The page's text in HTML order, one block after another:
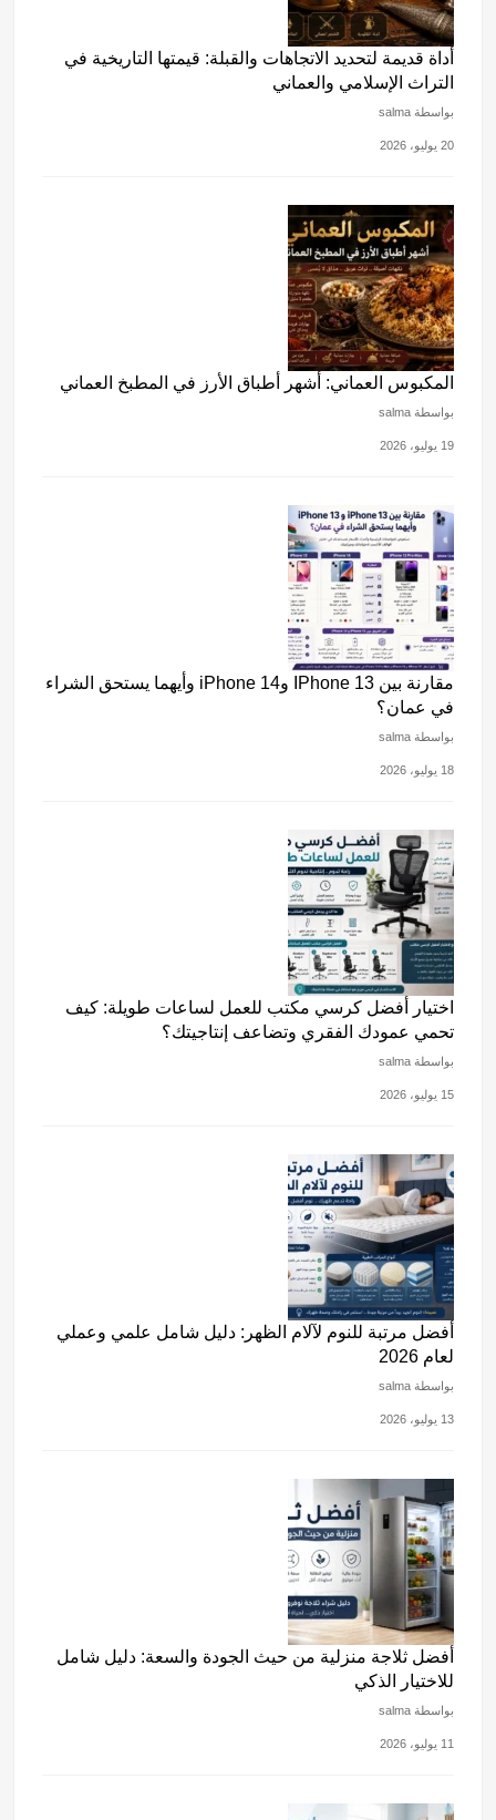
أداة قديمة لتحديد الاتجاهات والقبلة: قيمتها التاريخية في
التراث الإسلامي والعماني
بواسطة salma
20 يوليو، 2026
المكبوس العماني: أشهر أطباق الأرز في المطبخ العماني
بواسطة salma
19 يوليو، 2026
مقارنة بين IPhone 13 وiPhone 14 وأيهما يستحق الشراء
في عمان؟
بواسطة salma
18 يوليو، 2026
اختيار أفضل كرسي مكتب للعمل لساعات طويلة: كيف
تحمي عمودك الفقري وتضاعف إنتاجيتك؟
بواسطة salma
15 يوليو، 2026
أفضل مرتبة للنوم لآلام الظهر: دليل شامل علمي وعملي
لعام 2026
بواسطة salma
13 يوليو، 2026
أفضل ثلاجة منزلية من حيث الجودة والسعة: دليل شامل
للاختيار الذكي
بواسطة salma
11 يوليو، 2026